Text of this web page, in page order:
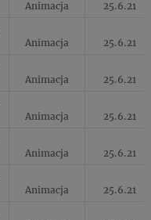
Animacja
25.6.21
Animacja
25.6.21
Animacja
25.6.21
Animacja
25.6.21
Animacja
25.6.21
Animacja
25.6.21